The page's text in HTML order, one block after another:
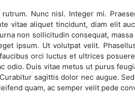
Nunc nisl. Integer mi.
vitae aliquet tincidunt, diam elit
non sollicitudin consequat,
ipsum. Ut volutpat velit.
orci luctus et ultrices
odio. Duis vitae metus ut purus
sagittis dolor nec augue.
quam, ac semper velit pede